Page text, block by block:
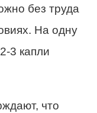
без труда
На одну
3 капли
что